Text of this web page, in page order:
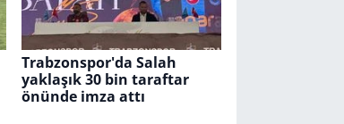
Trabzonspor'da Salah
yaklaşık 30 bin taraftar
önünde imza attı